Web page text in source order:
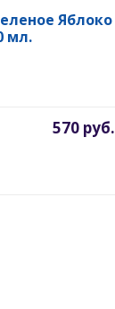
Яблоко
мл.
570 руб.